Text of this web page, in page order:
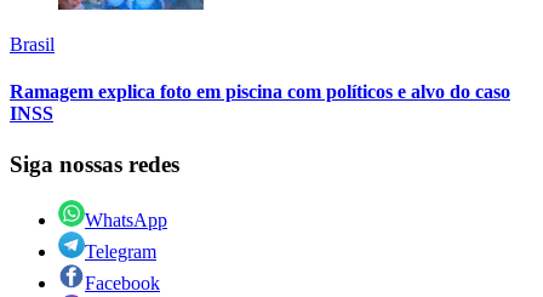
Brasil
Ramagem explica foto em piscina com políticos e alvo do caso
INSS
Siga nossas redes
WhatsApp
Telegram
Facebook